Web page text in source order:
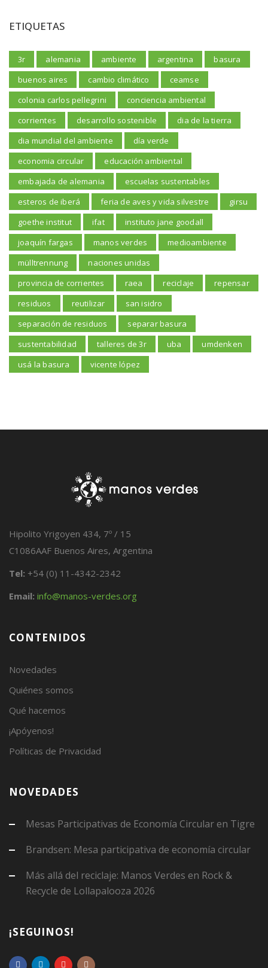
ETIQUETAS
3r alemania ambiente argentina
basura
buenos aires
cambio climático
ceamse
colonia carlos pellegrini
conciencia ambiental
corrientes
desarrollo sostenible
dia de la tierra
dia mundial del ambiente
día verde
economia circular
educación ambiental
embajada de alemania
escuelas sustentables
esteros de iberá
feria de aves y vida silvestre
girsu
goethe institut
ifat
instituto jane goodall
joaquín fargas
manos verdes
medioambiente
mülltrennung
naciones unidas
provincia de corrientes
raea reciclaje
repensar
residuos
reutilizar
san isidro
separación de residuos
separar basura
sustentabilidad
talleres de 3r uba
umdenken
usá la basura
vicente lópez
Hipolito Yrigoyen 434, 7º / 15
C1086AAF Buenos Aires, Argentina
Tel: +54 (0) 11-4342-2342
Email: info@manos-verdes.org
CONTENIDOS
Novedades
Quiénes somos
Qué hacemos
¡Apóyenos!
Políticas de Privacidad
NOVEDADES
Mesas Participativas de Economía Circular en Tigre
Brandsen: Mesa participativa de economía circular
Más allá del reciclaje: Manos Verdes en Rock &
Recycle de Lollapalooza 2026
¡SEGUINOS!